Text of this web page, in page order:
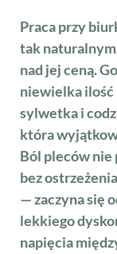
Praca przy
tak
nad jej ceną.
niewielka ilość
sylwetka i
która
Ból pleców nie
bez
— zaczyna się
lekkiego
napięcia